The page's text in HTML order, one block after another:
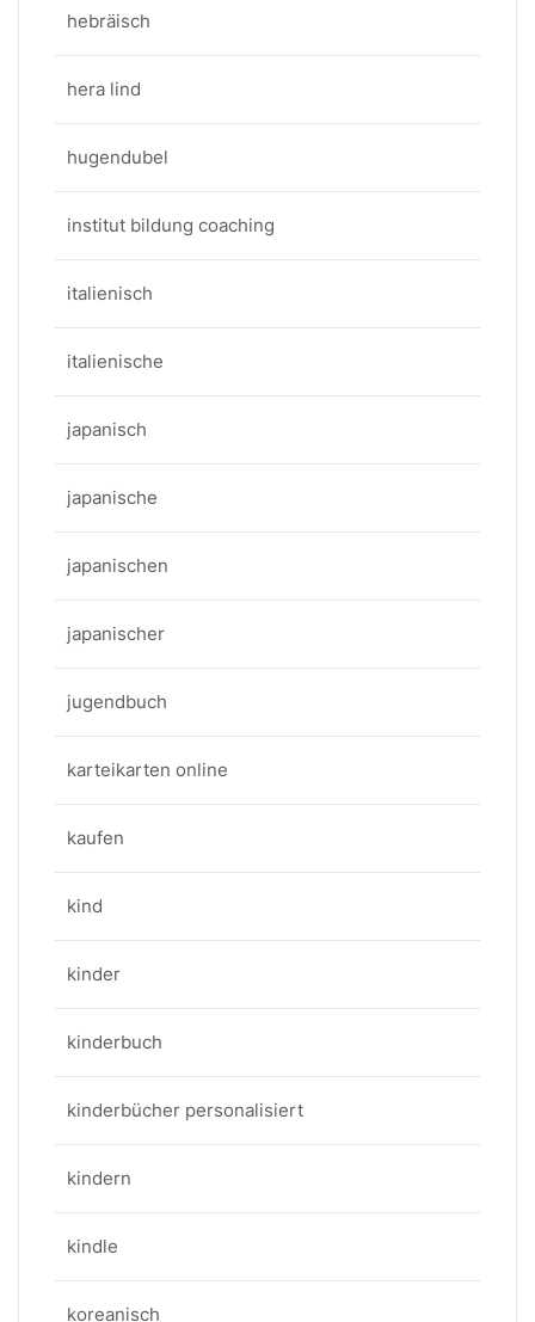
hebräisch
hera lind
hugendubel
institut bildung coaching
italienisch
italienische
japanisch
japanische
japanischen
japanischer
jugendbuch
karteikarten online
kaufen
kind
kinder
kinderbuch
kinderbücher personalisiert
kindern
kindle
koreanisch